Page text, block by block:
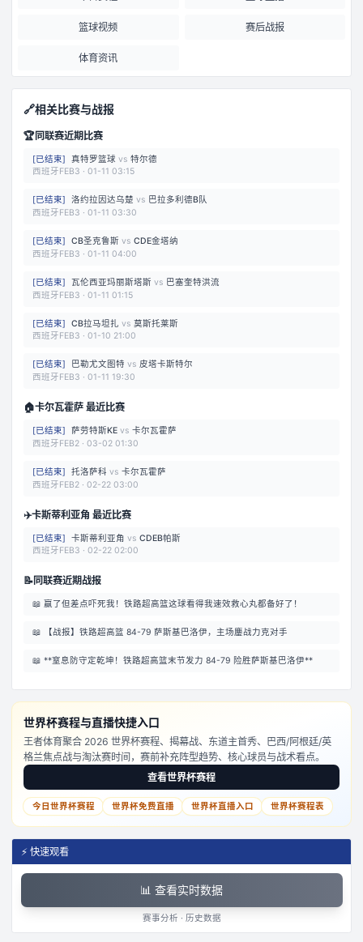
篮球视频 赛后战报
体育资讯
🔗相关比赛与战报
🏆同联赛近期比赛
[已结束] 真特罗篮球 vs 特尔德
西班牙FEB3 · 01-11 03:15
[已结束] 洛约拉因达乌楚 vs 巴拉多利德B队
西班牙FEB3 · 01-11 03:30
[已结束] CB圣克鲁斯 vs CDE金塔纳
西班牙FEB3 · 01-11 04:00
[已结束] 瓦伦西亚玛丽斯塔斯 vs 巴塞奎特洪流
西班牙FEB3 · 01-11 01:15
[已结束] CB拉马坦扎 vs 莫斯托莱斯
西班牙FEB3 · 01-10 21:00
[已结束] 巴勒尤文图特 vs 皮塔卡斯特尔
西班牙FEB3 · 01-11 19:30
🏠卡尔瓦霍萨 最近比赛
[已结束] 萨劳特斯KE vs 卡尔瓦霍萨
西班牙FEB2· 03-02 01:30
[已结束] 托洛萨科 vs 卡尔瓦霍萨
西班牙FEB2· 02-22 03:00
✈️卡斯蒂利亚角 最近比赛
[已结束] 卡斯蒂利亚角 vs CDEB帕斯
西班牙FEB3 · 02-22 02:00
📝同联赛近期战报
📖 赢了但差点吓死我！铁路超高篮这球看得我速效救心丸都备好了！
📖 【战报】铁路超高篮 84-79 萨斯基巴洛伊，主场鏖战力克对手
📖 **窒息防守定乾坤！铁路超高篮末节发力 84-79 险胜萨斯基巴洛伊**
世界杯赛程与直播快捷入口
王者体育聚合 2026 世界杯赛程、揭幕战、东道主首秀、巴西/阿根廷/英
格兰焦点战与淘汰赛时间，赛前补充阵型趋势、核心球员与战术看点。
查看世界杯赛程
今日世界杯赛程 世界杯免费直播 世界杯直播入口 世界杯赛程表
⚡ 快速观看
📊 查看实时数据
赛事分析 · 历史数据